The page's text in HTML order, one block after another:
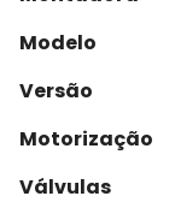
Modelo
Versão
Motorização
Válvulas